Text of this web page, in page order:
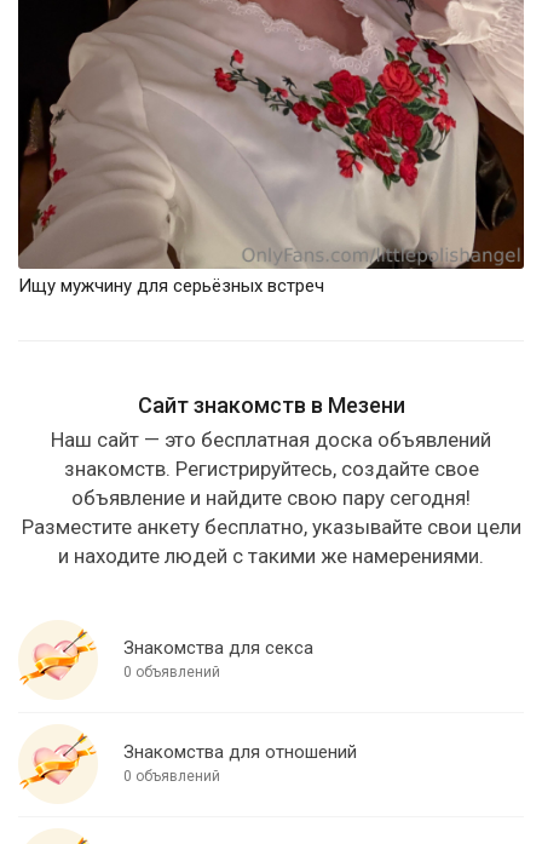
Ищу мужчину для серьёзных встреч
Сайт знакомств в Мезени
Наш сайт — это бесплатная доска объявлений
знакомств. Регистрируйтесь, создайте свое
объявление и найдите свою пару сегодня!
Разместите анкету бесплатно, указывайте свои цели
и находите людей с такими же намерениями.
Знакомства для секса
0 объявлений
Знакомства для отношений
0 объявлений